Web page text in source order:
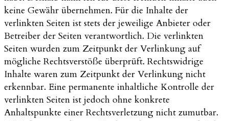
keine Gewähr übernehmen. Für die Inhalte der
verlinkten Seiten ist stets der jeweilige Anbieter oder
Betreiber der Seiten verantwortlich. Die verlinkten
Seiten wurden zum Zeitpunkt der Verlinkung auf
mögliche Rechtsverstöße überprüft. Rechtswidrige
Inhalte waren zum Zeitpunkt der Verlinkung nicht
erkennbar. Eine permanente inhaltliche Kontrolle der
verlinkten Seiten ist jedoch ohne konkrete
Anhaltspunkte einer Rechtsverletzung nicht zumutbar.